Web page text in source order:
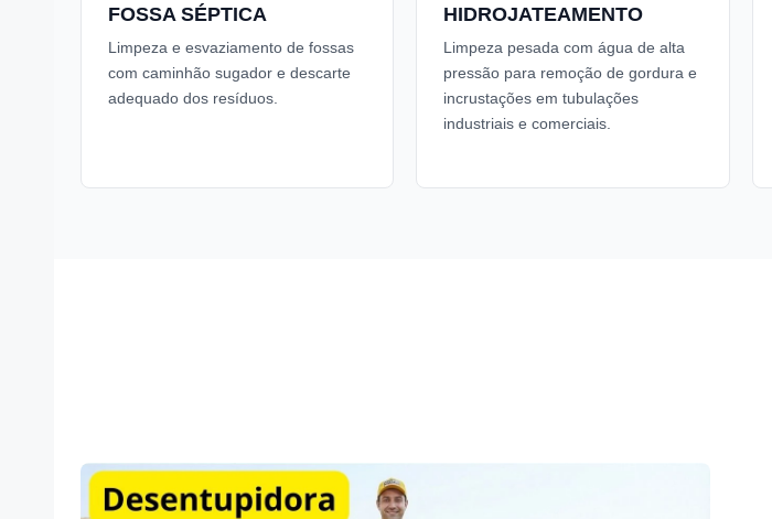
FOSSA SÉPTICA
Limpeza e esvaziamento de fossas
com caminhão sugador e descarte
adequado dos resíduos.
HIDROJATEAMENTO
Limpeza pesada com água de alta
pressão para remoção de gordura e
incrustações em tubulações
industriais e comerciais.